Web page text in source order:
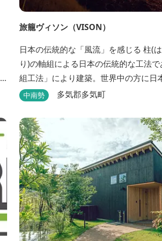
旅籠ヴィソン（VISON）
日本の伝統的な「風流」を感じる 柱(はしら)と梁(は
り)の軸組による日本の伝統的な工法
組工法」により建築。世界中の方に日
流」を体験して頂けるよう窓際など細
階に入居するテナントプロデュースに
た世界観を各客室でお楽しみいただけ
中南勢 多気郡多気町